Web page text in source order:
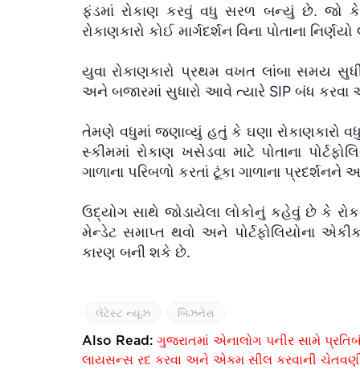
ફંડમાં રોકાણ કરવું વધુ સરળ બન્યું છે. જો
રોકાણકારો કોઈ માર્ગદર્શન વિના પોતાના
યુવા રોકાણકારો પ્રથમ વખત લાંબા સમય
અને બજારમાં સુધારો આવે ત્યારે SIP બંધ કરવા
તેમણે વધુમાં જણાવ્યું હતું કે ઘણા રોકાણકારો
સ્કીમમાં રોકાણ ખસેડવા માટે પોતાના
ગાળાના પરિબળો કરતાં ટૂંકા ગાળાના પ્રદર્શનને
ઉદ્યોગ સાથે જોડાયેલા લોકોનું કહેવું છે કે
મેન્ડેટ સમાપ્ત થવો અને પોર્ટફોલિયોના
કારણ બની શકે છે.
લેટેસ્ટ ન્યૂઝ બિઝનેસ
Also Read: ગુજરાતમાં એનાલોગ પનીર સામે
લાયસન્સ રદ કરવા અને એકમ સીલ કરવાની